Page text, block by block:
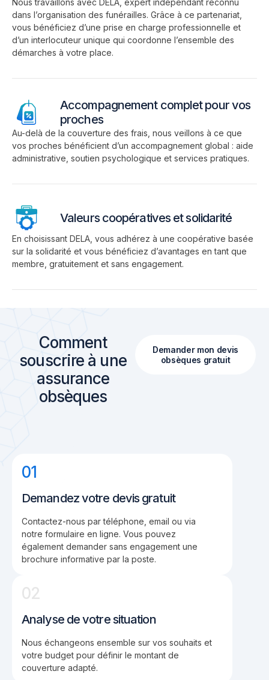
Nous travaillons avec DELA, expert indépendant reconnu
dans l’organisation des funérailles. Grâce à ce partenariat,
vous bénéficiez d’une prise en charge professionnelle et
d’un interlocuteur unique qui coordonne l’ensemble des
démarches à votre place.
Accompagnement complet pour vos
proches
Au-delà de la couverture des frais, nous veillons à ce que
vos proches bénéficient d’un accompagnement global : aide
administrative, soutien psychologique et services pratiques.
Valeurs coopératives et solidarité
En choisissant DELA, vous adhérez à une coopérative basée
sur la solidarité et vous bénéficiez d’avantages en tant que
membre, gratuitement et sans engagement.
Comment
souscrire à une
assurance
obsèques
Demander mon devis
obsèques gratuit
01
Demandez votre devis gratuit
Contactez-nous par téléphone, email ou via
notre formulaire en ligne. Vous pouvez
également demander sans engagement une
brochure informative par la poste.
02
Analyse de votre situation
Nous échangeons ensemble sur vos souhaits et
votre budget pour définir le montant de
couverture adapté.